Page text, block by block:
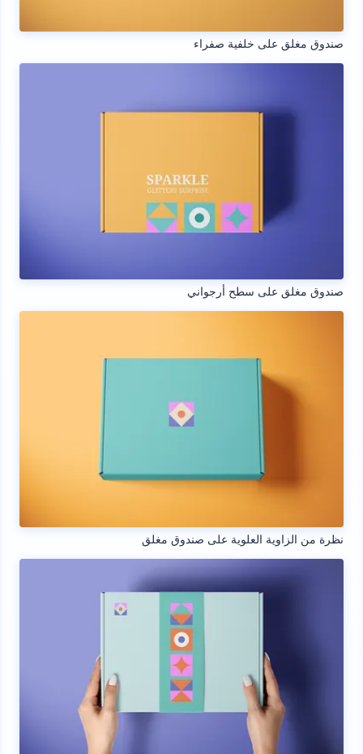
صندوق مغلق على خلفية صفراء
صندوق مغلق على سطح أرجواني
نظرة من الزاوية العلوية على صندوق مغلق